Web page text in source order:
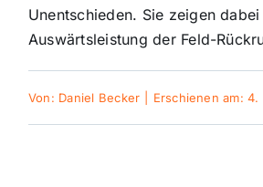
Panorama
Unentschieden. Sie zeigen
Auswärtsleistung der Feld-
Von: Daniel Becker Erschienen am: